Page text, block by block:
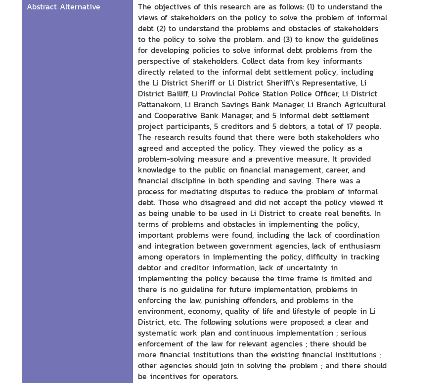
Abstract Alternative
The objectives of this research are as follows: (1) to understand the
views of stakeholders on the policy to solve the problem of informal
debt (2) to understand the problems and obstacles of stakeholders
to the policy to solve the problem. and (3) to know the guidelines
for developing policies to solve informal debt problems from the
perspective of stakeholders. Collect data from key informants
directly related to the informal debt settlement policy, including
the Li District Sheriff or Li District Sheriff\'s Representative, Li
District Bailiff, Li Provincial Police Station Police Officer, Li District
Pattanakorn, Li Branch Savings Bank Manager, Li Branch Agricultural
and Cooperative Bank Manager, and 5 informal debt settlement
project participants, 5 creditors and 5 debtors, a total of 17 people.
The research results found that there were both stakeholders who
agreed and accepted the policy. They viewed the policy as a
problem-solving measure and a preventive measure. It provided
knowledge to the public on financial management, career, and
financial discipline in both spending and saving. There was a
process for mediating disputes to reduce the problem of informal
debt. Those who disagreed and did not accept the policy viewed it
as being unable to be used in Li District to create real benefits. In
terms of problems and obstacles in implementing the policy,
important problems were found, including the lack of coordination
and integration between government agencies, lack of enthusiasm
among operators in implementing the policy, difficulty in tracking
debtor and creditor information, lack of uncertainty in
implementing the policy because the time frame is limited and
there is no guideline for future implementation, problems in
enforcing the law, punishing offenders, and problems in the
environment, economy, quality of life and lifestyle of people in Li
District, etc. The following solutions were proposed: a clear and
systematic work plan and continuous implementation ; serious
enforcement of the law for relevant agencies ; there should be
more financial institutions than the existing financial institutions ;
other agencies should join in solving the problem ; and there should
be incentives for operators.